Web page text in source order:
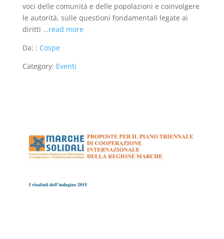
voci delle comunità e delle popolazioni e coinvolgere
le autorità, sulle questioni fondamentali legate ai
diritti …read more
Da: : Cospe
Category: Eventi